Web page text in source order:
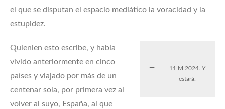
el que se disputan el espacio mediático la voracidad y la
estupidez.
11 M 2024. Y
estará.
Quienien esto escribe, y había
vivido anteriormente en cinco
países y viajado por más de un
centenar sola, por primera vez al
volver al suyo, España, al que